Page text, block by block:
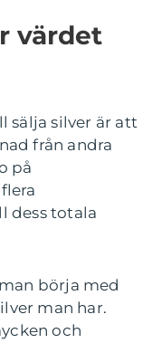
värdet
sälja silver är att
från andra
på
dess totala
börja med
man har.
och